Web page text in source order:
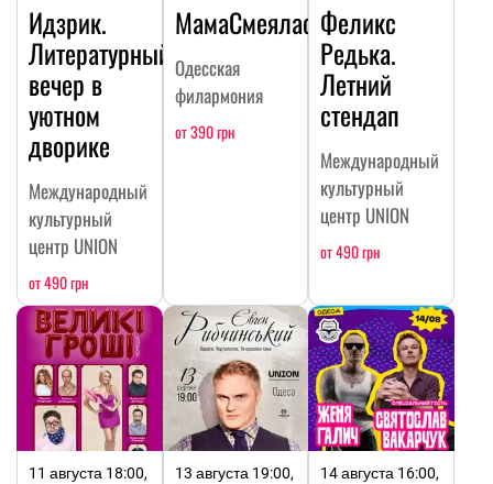
Идзрик.
Литературный
вечер в
уютном
дворике
Международный
культурный
центр UNION
от 490 грн
МамаСмеялась
Одесская
филармония
от 390 грн
Феликс
Редька.
Летний
стендап
Международный
культурный
центр UNION
от 490 грн
11 августа 18:00,
13 августа 19:00,
14 августа 16:00,